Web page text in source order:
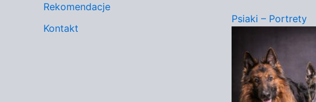
Rekomendacje
Kontakt
Psiaki – Portrety